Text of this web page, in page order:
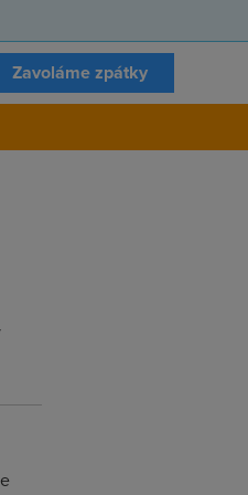
Zavoláme zpátky